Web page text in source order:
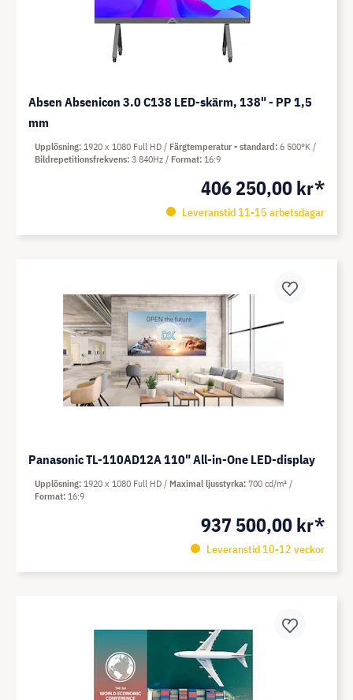
Absen Absenicon 3.0 C138 LED-skärm, 138" - PP 1,5
mm
406 250,00 kr*
Leveranstid 11-15 arbetsdagar
Upplösning 1920 x 1080 Full HD Färgtemperatur - standard 6 500°K
Bildrepetitionsfrekvens 3 840Hz Format 16:9
Panasonic TL-110AD12A 110" All-in-One LED-display
937 500,00 kr*
Leveranstid 10-12 veckor
Upplösning 1920 x 1080 Full HD Maximal ljusstyrka 700 cd/m²
Format 16:9